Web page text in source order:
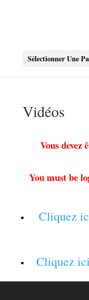
Sélectionner Une
Vidéos
Vous devez
You must be
Cliquez
Cliquez